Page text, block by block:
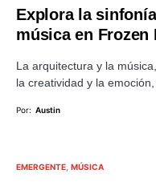
Explora la
música en Frozen
La arquitectura y la
la creatividad y la
Por: Austin
EMERGENTE MÚSICA